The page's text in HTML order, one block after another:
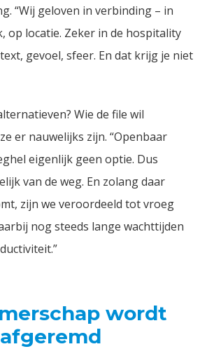
“Wij geloven in verbinding – in
op locatie. Zeker in de hospitality
gevoel, sfeer. En dat krijg je niet
Wie de file wil
er nauwelijks zijn. “Openbaar
eigenlijk geen optie. Dus
van de weg. En zolang daar
zijn we veroordeeld tot vroeg
nog steeds lange wachttijden
wordt